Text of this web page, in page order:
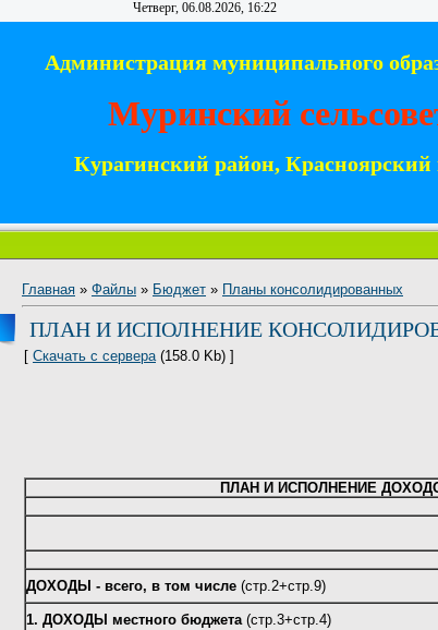
Четверг, 06.08.2026, 16:22
Администрация муниципального
Муринский
Курагинский район, Красноярский
Главная » Файлы » Бюджет » Планы консолидированных
ПЛАН И ИСПОЛНЕНИЕ
[ Скачать с сервера(158.0 Kb) ]
ПЛАН И ИСПОЛНЕНИЕ
ДОХОДЫ - всего, в том числе (стр.2+стр.9)
1. ДОХОДЫ местного бюджета(стр.3+стр.4)